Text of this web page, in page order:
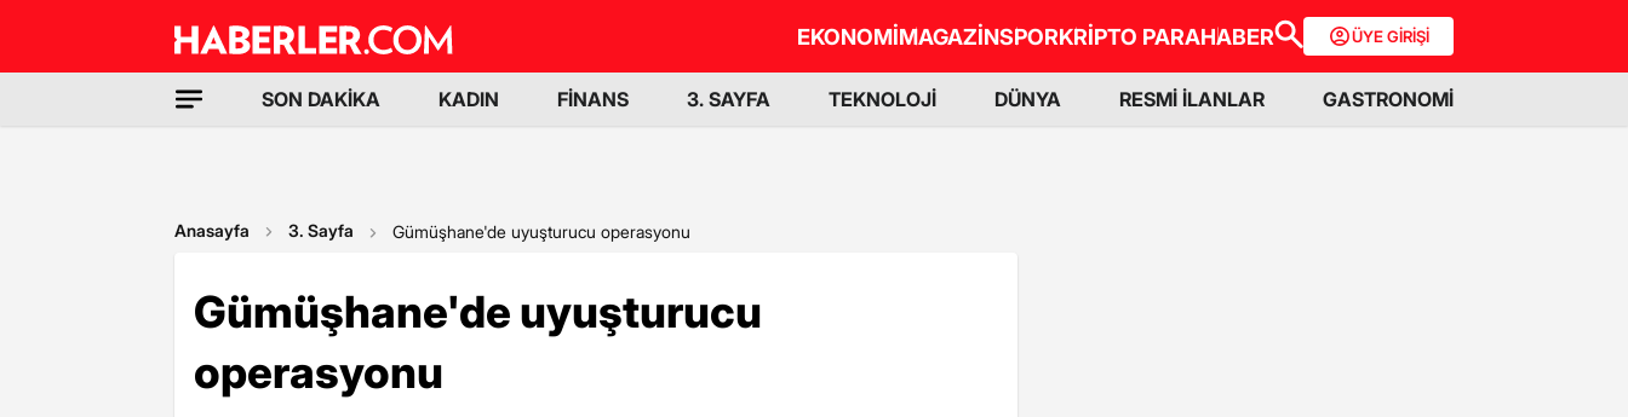
EKONOMİMAGAZİNSPORKRİPTO PARAHABER ÜYE GİRİŞİ
SON DAKİKA KADIN FİNANS 3. SAYFA TEKNOLOJİ DÜNYA RESMİ İLANLAR GASTRONOMİ
Anasayfa 3. Sayfa Gümüşhane'de uyuşturucu operasyonu
Gümüşhane'de uyuşturucu
operasyonu